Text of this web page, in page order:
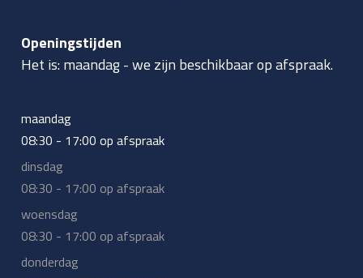
Openingstijden
Het is:maandag-we zijn beschikbaar op afspraak.
maandag
08:30 - 17:00 op afspraak
dinsdag
08:30 - 17:00 op afspraak
woensdag
08:30 - 17:00 op afspraak
donderdag